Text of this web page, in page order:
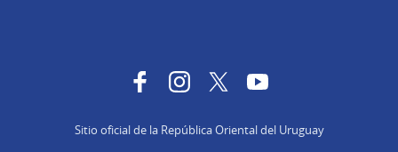
FacebookInstagram
TwitterYouTube
Sitio oficial de la República Oriental del Uruguay